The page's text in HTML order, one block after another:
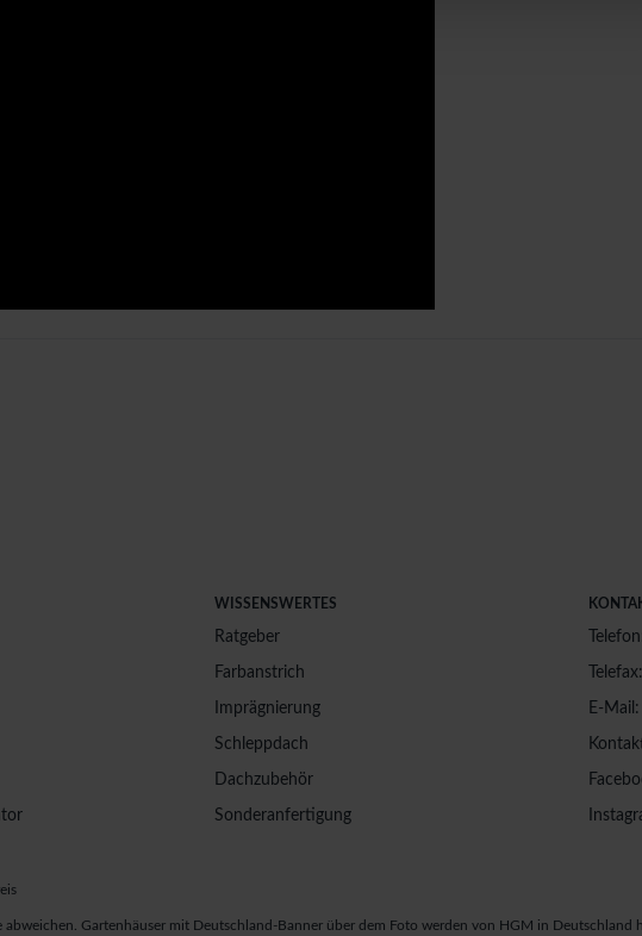
WISSENSWERTES
Ratgeber
Farbanstrich
Imprägnierung
Schleppdach
Dachzubehör
Sonderanfertigung
E-
Gartenhäuser mit Deutschland-Banner über dem Foto werden von HGM in Deutschland